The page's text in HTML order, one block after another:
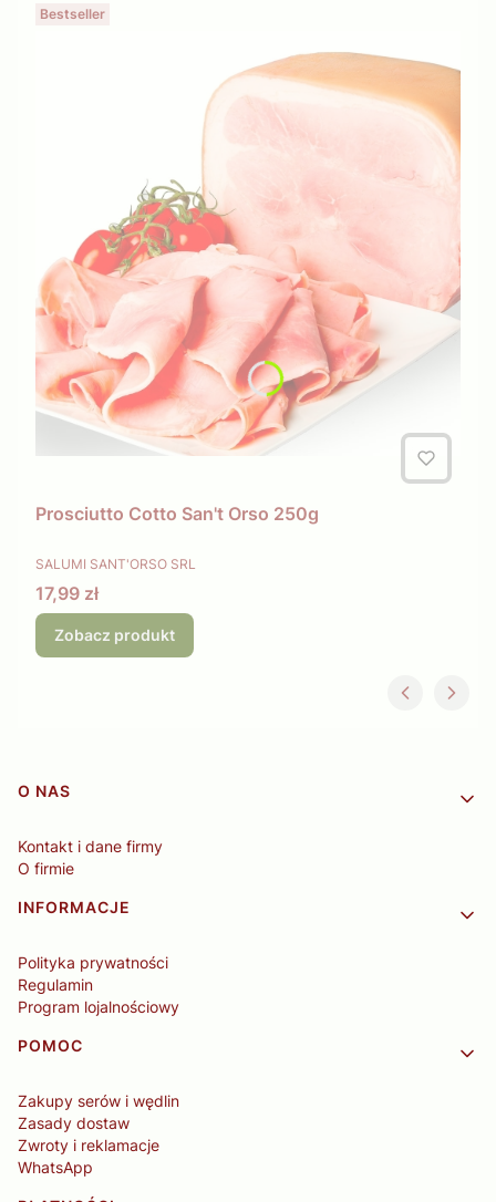
Bestseller
Prosciutto Cotto San't Orso 250g
PRODUCENT
SALUMI SANT'ORSO SRL
Cena
17,99 zł
Zobacz produkt
Linki w stopce
O NAS
Kontakt i dane firmy
O firmie
INFORMACJE
Polityka prywatności
Regulamin
Program lojalnościowy
POMOC
Zakupy serów i wędlin
Zasady dostaw
Zwroty i reklamacje
WhatsApp